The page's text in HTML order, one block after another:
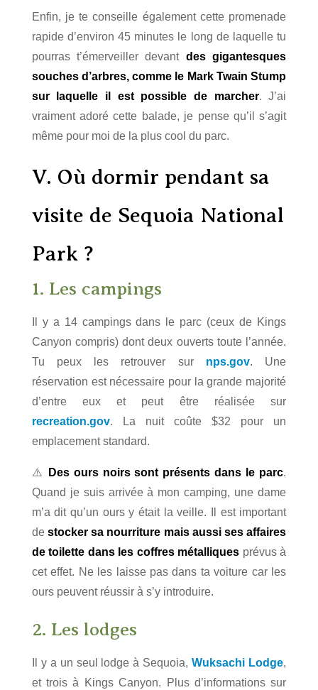
Enfin, je te conseille également cette promenade
rapide d’environ 45 minutes le long de laquelle tu
pourras t’émerveiller devant des gigantesques
souches d’arbres, comme le Mark Twain Stump
sur laquelle il est possible de marcher. J’ai
vraiment adoré cette balade, je pense qu’il s’agit
même pour moi de la plus cool du parc.
V. Où dormir pendant sa
visite de Sequoia National
Park ?
1. Les campings
Il y a 14 campings dans le parc (ceux de Kings
Canyon compris) dont deux ouverts toute l’année.
Tu peux les retrouver sur nps.gov. Une
réservation est nécessaire pour la grande majorité
d’entre eux et peut être réalisée sur
recreation.gov. La nuit coûte $32 pour un
emplacement standard.
⚠️ Des ours noirs sont présents dans le parc.
Quand je suis arrivée à mon camping, une dame
m’a dit qu’un ours y était la veille. Il est important
de stocker sa nourriture mais aussi ses affaires
de toilette dans les coffres métalliques prévus à
cet effet. Ne les laisse pas dans ta voiture car les
ours peuvent réussir à s’y introduire.
2. Les lodges
Il y a un seul lodge à Sequoia,Wuksachi Lodge,
et trois à Kings Canyon. Plus d’informations sur